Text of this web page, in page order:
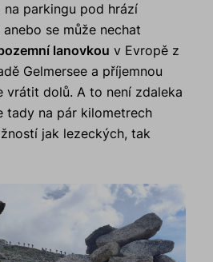
parkingu pod hrází
se může nechat
lanovkou v Evropě z
Gelmersee a příjemnou
vrátit dolů. A to není zdaleka
tady na pár kilometrech
jak lezeckých, tak